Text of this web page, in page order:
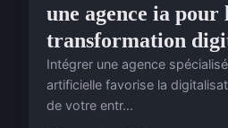
une agence ia pour
transformation
Intégrer une agence
artificielle favorise la
de votre entr...